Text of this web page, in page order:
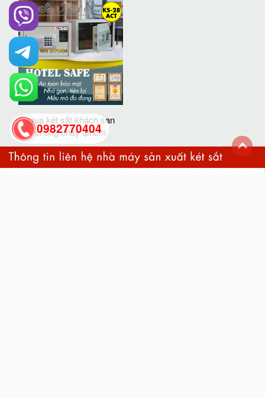
mua két sắt khách sạn
chống cháy tphcm
0982770404
back